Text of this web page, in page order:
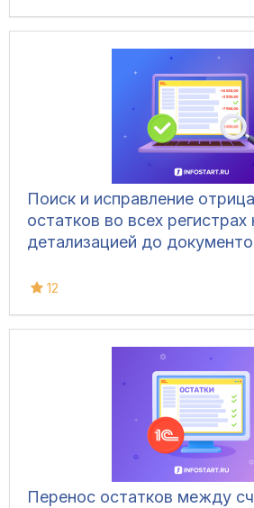
Поиск и исправление
остатков во всех регистрах
детализацией до
12
Перенос остатков между